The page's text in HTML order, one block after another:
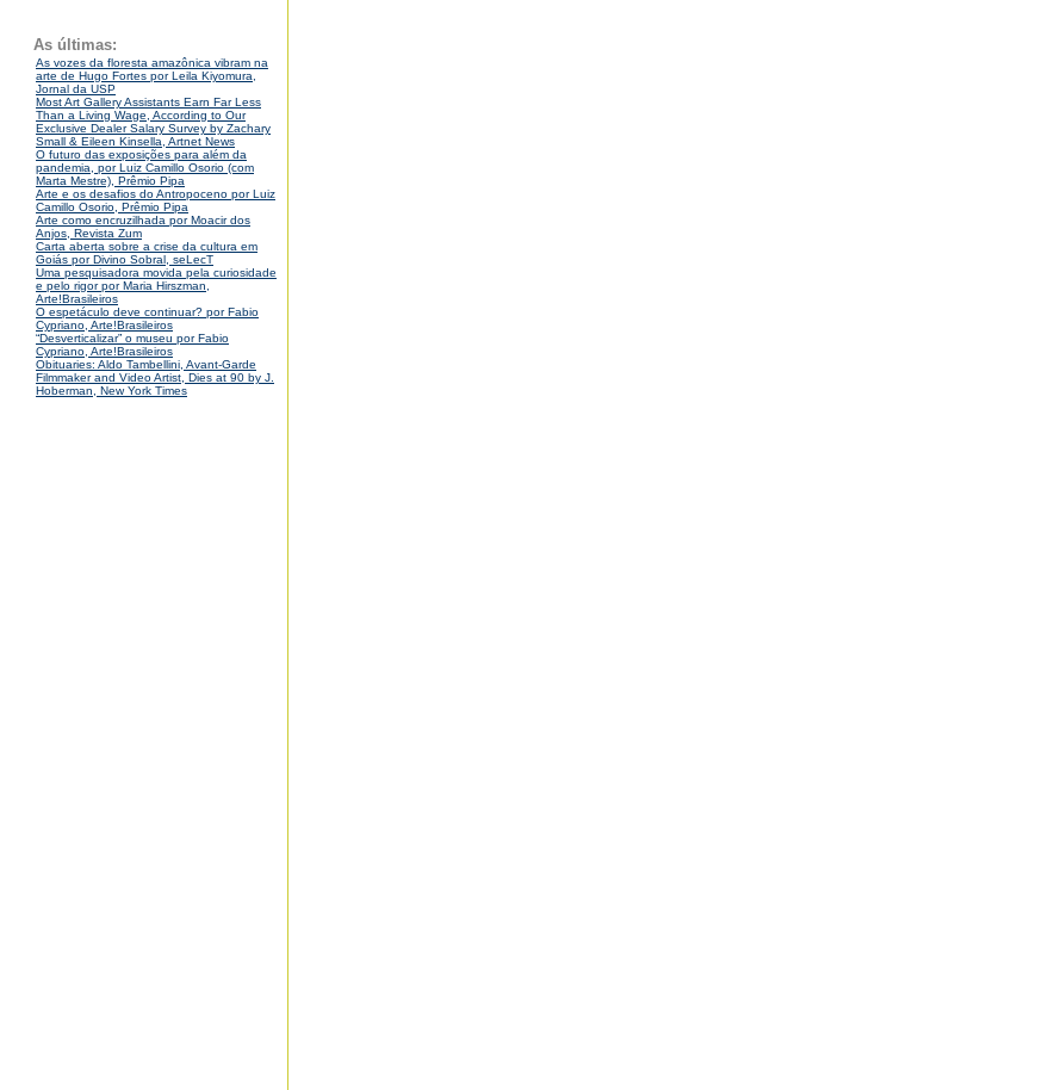
As últimas:
As vozes da floresta amazônica vibram na
arte de Hugo Fortes por Leila Kiyomura,
Jornal da USP
Most Art Gallery Assistants Earn Far Less
Than a Living Wage, According to Our
Exclusive Dealer Salary Survey by Zachary
Small & Eileen Kinsella, Artnet News
O futuro das exposições para além da
pandemia, por Luiz Camillo Osorio (com
Marta Mestre), Prêmio Pipa
Arte e os desafios do Antropoceno por Luiz
Camillo Osorio, Prêmio Pipa
Arte como encruzilhada por Moacir dos
Anjos, Revista Zum
Carta aberta sobre a crise da cultura em
Goiás por Divino Sobral, seLecT
Uma pesquisadora movida pela curiosidade
e pelo rigor por Maria Hirszman,
Arte!Brasileiros
O espetáculo deve continuar? por Fabio
Cypriano, Arte!Brasileiros
“Desverticalizar” o museu por Fabio
Cypriano, Arte!Brasileiros
Obituaries: Aldo Tambellini, Avant-Garde
Filmmaker and Video Artist, Dies at 90 by J.
Hoberman, New York Times